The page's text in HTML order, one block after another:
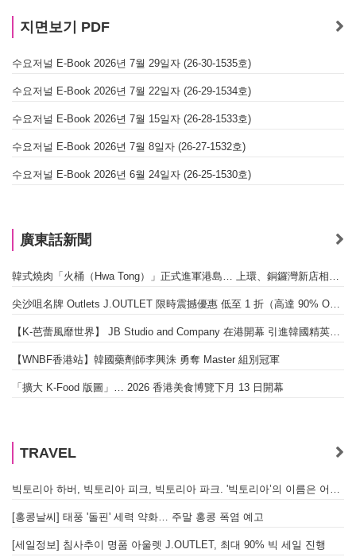
지면보기 PDF
수요저널 E-Book 2026년 7월 29일자 (26-30-1535호)
수요저널 E-Book 2026년 7월 22일자 (26-29-1534호)
수요저널 E-Book 2026년 7월 15일자 (26-28-1533호)
수요저널 E-Book 2026년 7월 8일자 (26-27-1532호)
수요저널 E-Book 2026년 6월 24일자 (26-25-1530호)
廣東話新聞
韓式燒肉「火桶（Hwa Tong）」正式進軍港島… 上環、銅鑼灣新店相繼開幕
尖沙咀名牌 Outlets J.OUTLET 限時震撼優惠 低至 1 折（高達 90% OFF）
【K-芭蕾風靡世界】 JB Studio and Company 在港開幕 引進韓國精英芭蕾教育系統
【WNBF香港站】韓國藥劑師李興洙 勇奪 Master 組別冠軍
「擴大 K-Food 版圖」… 2026 香港美食博覽下月 13 日開幕
TRAVEL
빅토리아 하버, 빅토리아 피크, 빅토리아 파크. '빅토리아’의 이름은 어떻게 온 걸까? - [이승권 원장의 생활칼럼]
[홍콩날씨] 태풍 '돌핀' 세력 약화… 주말 홍콩 폭염 예고
[세일정보] 침사추이 명품 아울렛 J.OUTLET, 최대 90% 빅 세일 진행